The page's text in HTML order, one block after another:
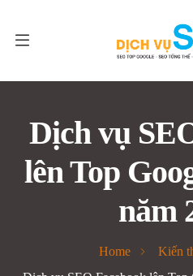
Dịch vụ
lên Top
năm
Home
Kiến